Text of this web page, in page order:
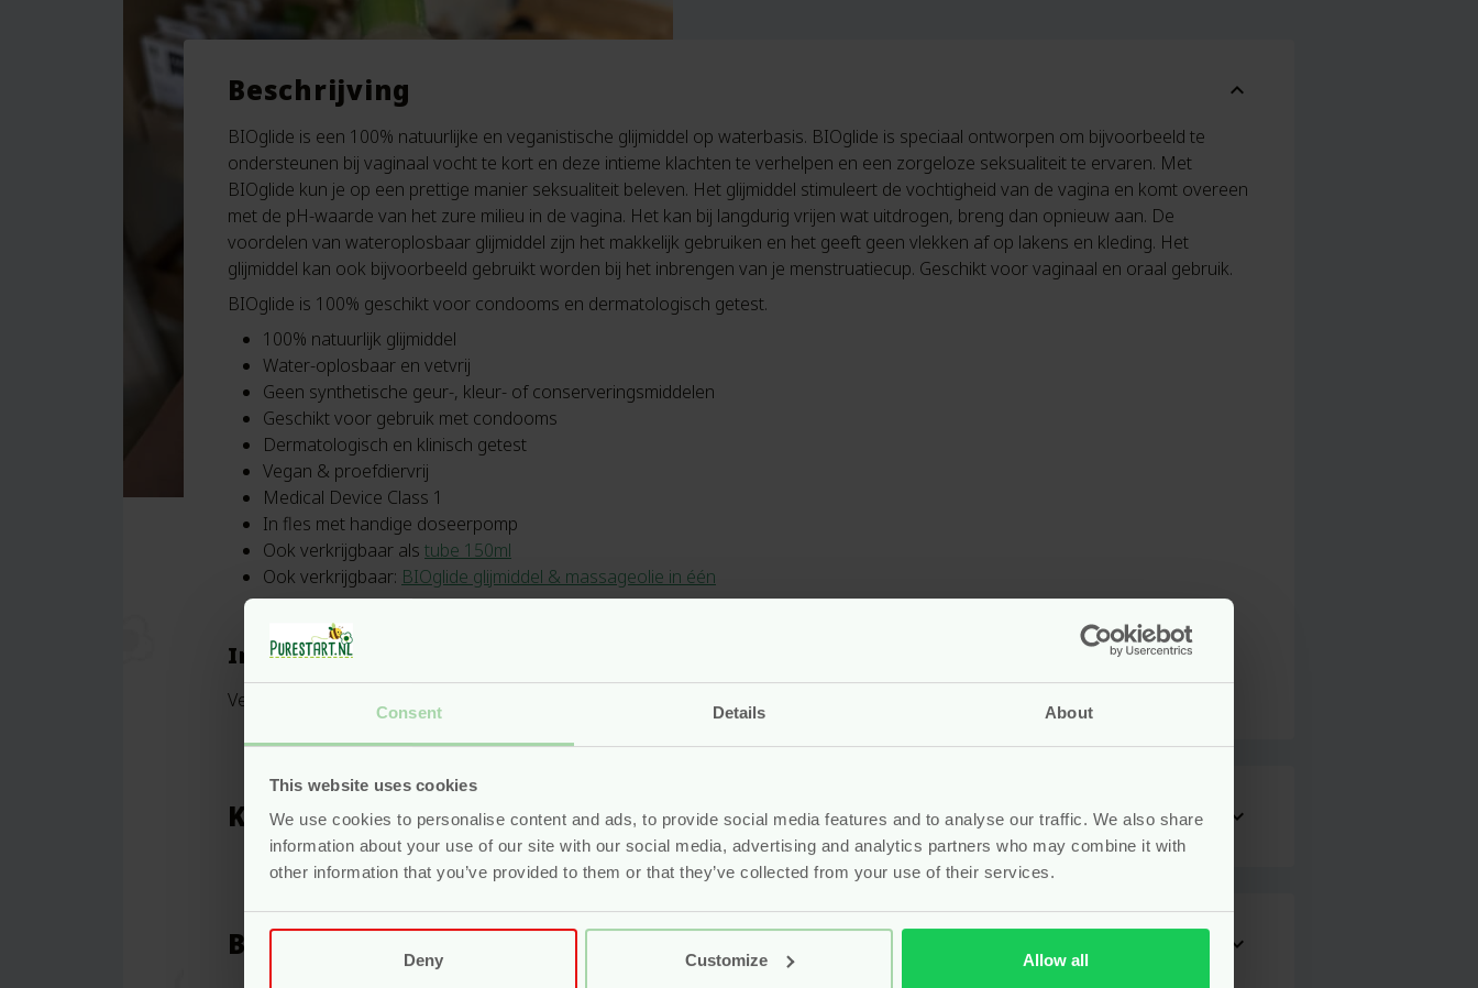
Consent Details About
This website uses cookies
We use cookies to personalise content and ads, to provide social media features and to analyse our traffic. We also share
information about your use of our site with our social media, advertising and analytics partners who may combine it with
other information that you’ve provided to them or that they’ve collected from your use of their services.
Deny Customize Allow all
Beschrijving expand_more
BIOglide is een 100% natuurlijke en veganistische glijmiddel op waterbasis. BIOglide is speciaal ontworpen om bijvoorbeeld te
ondersteunen bij vaginaal vocht te kort en deze intieme klachten te verhelpen en een zorgeloze seksualiteit te ervaren. Met
BIOglide kun je op een prettige manier seksualiteit beleven. Het glijmiddel stimuleert de vochtigheid van de vagina en komt overeen
met de pH-waarde van het zure milieu in de vagina. Het kan bij langdurig vrijen wat uitdrogen, breng dan opnieuw aan. De
voordelen van wateroplosbaar glijmiddel zijn het makkelijk gebruiken en het geeft geen vlekken af op lakens en kleding. Het
glijmiddel kan ook bijvoorbeeld gebruikt worden bij het inbrengen van je menstruatiecup. Geschikt voor vaginaal en oraal gebruik.
BIOglide is 100% geschikt voor condooms en dermatologisch getest.
100% natuurlijk glijmiddel
Water-oplosbaar en vetvrij
Geen synthetische geur-, kleur- of conserveringsmiddelen
Geschikt voor gebruik met condooms
Dermatologisch en klinisch getest
Vegan & proefdiervrij
Medical Device Class 1
In fles met handige doseerpomp
Ook verkrijgbaar als tube 150ml
Ook verkrijgbaar: BIOglide glijmiddel & massageolie in één
Ingrediënten
Vegetable Glycerin, Aqua, Sodium Lactate, Xanthan Gum, Levulinic Acid, Lactic Acid, Sodium Levulinate, Alcohol.
Kenmerken expand_more
Inhoud 500 ml
Beoordelingen expand_more